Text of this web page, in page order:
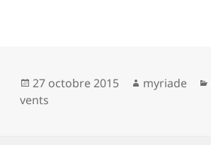
Publié
le
27 octobre 2015 Auteur
myriade
vents